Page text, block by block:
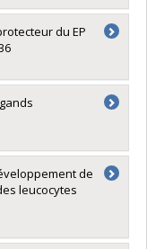
du EP
de
leucocytes